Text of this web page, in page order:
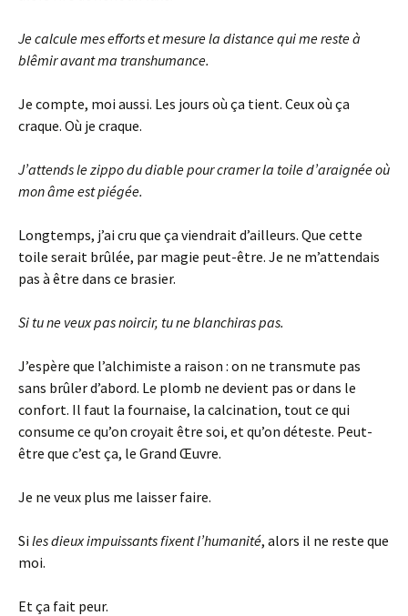
Je calcule mes efforts et mesure la distance qui me reste à
blêmir avant ma transhumance.
Je compte, moi aussi. Les jours où ça tient. Ceux où ça
craque. Où je craque.
J’attends le zippo du diable pour cramer la toile d’araignée où
mon âme est piégée.
Longtemps, j’ai cru que ça viendrait d’ailleurs. Que cette
toile serait brûlée, par magie peut-être. Je ne m’attendais
pas à être dans ce brasier.
Si tu ne veux pas noircir, tu ne blanchiras pas.
J’espère que l’alchimiste a raison : on ne transmute pas
sans brûler d’abord. Le plomb ne devient pas or dans le
confort. Il faut la fournaise, la calcination, tout ce qui
consume ce qu’on croyait être soi, et qu’on déteste. Peut-
être que c’est ça, le Grand Œuvre.
Je ne veux plus me laisser faire.
Si les dieux impuissants fixent l’humanité, alors il ne reste que
moi.
Et ça fait peur.